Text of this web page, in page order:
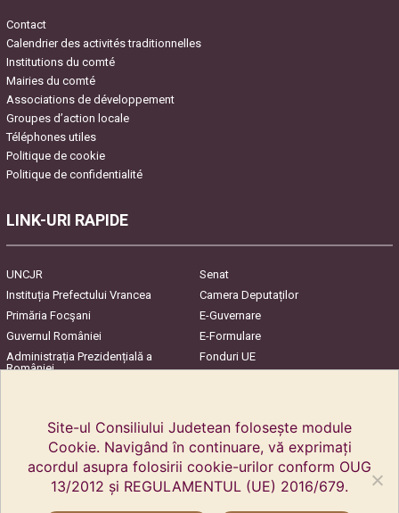
Contact
Calendrier des activités traditionnelles
Institutions du comté
Mairies du comté
Associations de développement
Groupes d’action locale
Téléphones utiles
Politique de cookie
Politique de confidentialité
LINK-URI RAPIDE
UNCJR
Senat
Instituția Prefectului Vrancea
Camera Deputaților
Primăria Focşani
E-Guvernare
Guvernul României
E-Formulare
Administrația Prezidențială a
României
Fonduri UE
Site-ul Consiliului Judetean folosește module
Cookie. Navigând în continuare, vă exprimați
acordul asupra folosirii cookie-urilor conform OUG
13/2012 și REGULAMENTUL (UE) 2016/679.